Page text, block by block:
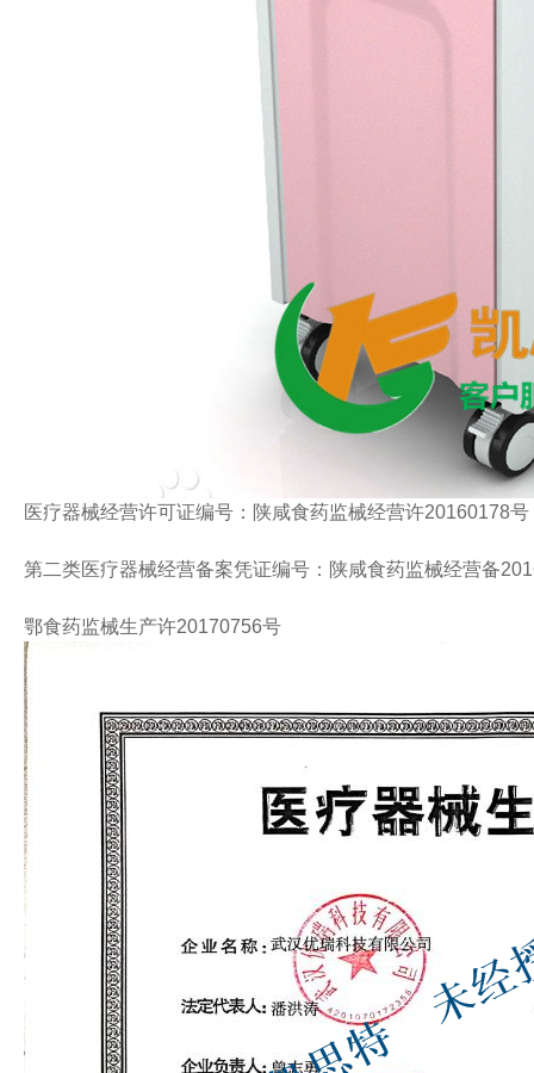
医疗器械经营许可证编号：陕咸食药监械经营许20160178号
第二类医疗器械经营备案凭证编号：陕咸食药监械经营备
鄂食药监械生产许20170756号